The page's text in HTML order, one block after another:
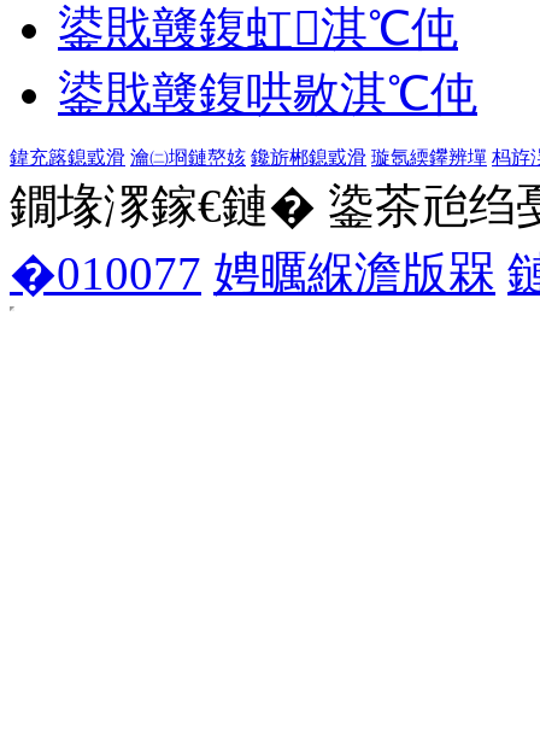
鍙戝竷鍑虹淇℃伅
鍙戝竷鍑哄敭淇℃伅
鍏充簬鎴戜滑 瀹㈡埛鏈嶅姟 鑱旂郴鎴戜滑 璇氬緛鑻辨墠 杩斿
鐗堟潈鎵€鏈� 鍌茶兘绉
�010077 娉曞緥澹版槑